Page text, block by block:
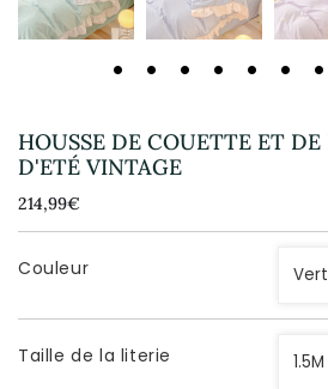
HOUSSE DE COUETTE ET
D'ETÉ VINTAGE
214,99€
Unit
price
Couleur
Taille de la literie